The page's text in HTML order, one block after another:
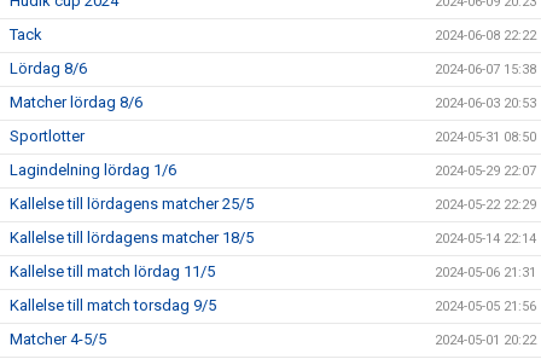
Tack 2024-06-08 22:22
Lördag 8/6 2024-06-07 15:38
Matcher lördag 8/6 2024-06-03 20:53
Sportlotter 2024-05-31 08:50
Lagindelning lördag 1/6 2024-05-29 22:07
Kallelse till lördagens matcher 25/5 2024-05-22 22:29
Kallelse till lördagens matcher 18/5 2024-05-14 22:14
Kallelse till match lördag 11/5 2024-05-06 21:31
Kallelse till match torsdag 9/5 2024-05-05 21:56
Matcher 4-5/5 2024-05-01 20:22